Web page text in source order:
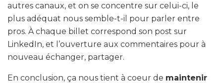
autres canaux, et on se concentre sur celui-ci, le
plus adéquat nous semble-t-il pour parler entre
pros. À chaque billet correspond son post sur
LinkedIn, et l’ouverture aux commentaires pour à
nouveau échanger, partager.
En conclusion, ça nous tient à coeur de maintenir